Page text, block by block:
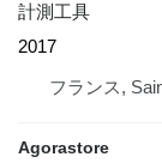
計測工具
2017
フランス,
Agorastore